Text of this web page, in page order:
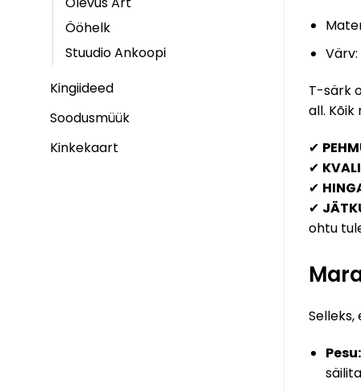
Ööhelk
Stuudio Ankoopi
Kingiideed
Soodusmüük
Kinkekaart
T-särk
all.
✔
✔
✔
✔
ohtu
Pesu: